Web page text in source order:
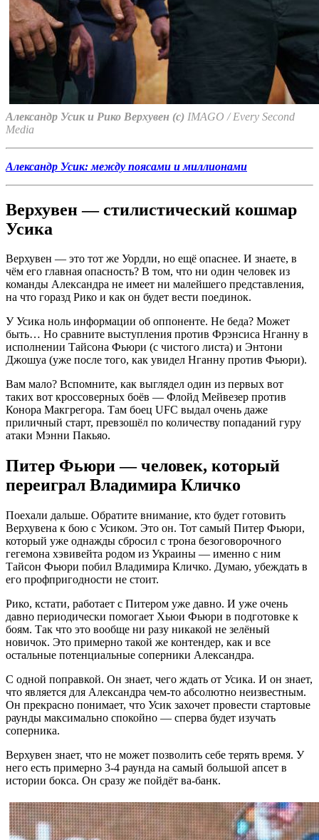
Александр Усик и Рико Верхувен (с) IMAGO / Every Second
Media
Александр Усик: между поясами и миллионами
Верхувен — стилистический кошмар
Усика
Верхувен — это тот же Уордли, но ещё опаснее. И знаете, в
чём его главная опасность? В том, что ни один человек из
команды Александра не имеет ни малейшего представления,
на что горазд Рико и как он будет вести поединок.
У Усика ноль информации об оппоненте. Не беда? Может
быть… Но сравните выступления против Фрэнсиса Нганну в
исполнении Тайсона Фьюри (с чистого листа) и Энтони
Джошуа (уже после того, как увидел Нганну против Фьюри).
Вам мало? Вспомните, как выглядел один из первых вот
таких вот кроссоверных боёв — Флойд Мейвезер против
Конора Макгрегора. Там боец UFC выдал очень даже
приличный старт, превзошёл по количеству попаданий гуру
атаки Мэнни Пакьяо.
Питер Фьюри — человек, который
переиграл Владимира Кличко
Поехали дальше. Обратите внимание, кто будет готовить
Верхувена к бою с Усиком. Это он. Тот самый Питер Фьюри,
который уже однажды сбросил с трона безоговорочного
гегемона хэвивейта родом из Украины — именно с ним
Тайсон Фьюри побил Владимира Кличко. Думаю, убеждать в
его профпригодности не стоит.
Рико, кстати, работает с Питером уже давно. И уже очень
давно периодически помогает Хьюи Фьюри в подготовке к
боям. Так что это вообще ни разу никакой не зелёный
новичок. Это примерно такой же контендер, как и все
остальные потенциальные соперники Александра.
С одной поправкой. Он знает, чего ждать от Усика. И он знает,
что является для Александра чем-то абсолютно неизвестным.
Он прекрасно понимает, что Усик захочет провести стартовые
раунды максимально спокойно — сперва будет изучать
соперника.
Верхувен знает, что не может позволить себе терять время. У
него есть примерно 3-4 раунда на самый большой апсет в
истории бокса. Он сразу же пойдёт ва-банк.